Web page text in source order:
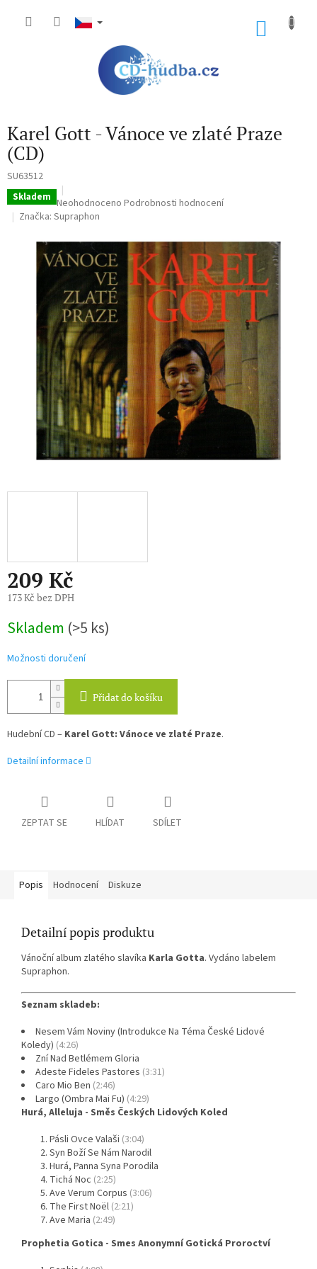
Karel Gott - Vánoce ve zlaté Praze
(CD)
SU63512
Skladem Průměrné
hodnocení
je
0,0
z
hvězdiček.
Neohodnoceno Podrobnosti hodnocení
Značka: Supraphon
209 Kč
173 Kč bez DPH
cena:
Skladem (>5 ks)
Možnosti doručení
Přidat do košíku
Hudební CD – Karel Gott: Vánoce ve zlaté Praze.
Detailní informace
ZEPTAT SE HLÍDAT SDÍLET
Popis Hodnocení Diskuze
Detailní popis produktu
Vánoční album zlatého slavíka Karla Gotta. Vydáno labelem
Supraphon.
Seznam skladeb:
Nesem Vám Noviny (Introdukce Na Téma České Lidové
Koledy) (4:26)
Zní Nad Betlémem Gloria
Adeste Fideles Pastores (3:31)
Caro Mio Ben (2:46)
Largo (Ombra Mai Fu) (4:29)
Hurá, Alleluja - Směs Českých Lidových Koled
Pásli Ovce Valaši (3:04)
Syn Boží Se Nám Narodil
Hurá, Panna Syna Porodila
Tichá Noc (2:25)
Ave Verum Corpus (3:06)
The First Noël (2:21)
Ave Maria (2:49)
Prophetia Gotica - Smes Anonymní Gotická Proroctví